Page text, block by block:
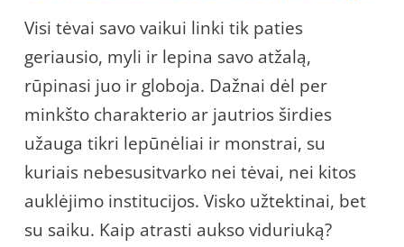
Visi tėvai savo vaikui linki tik paties
geriausio, myli ir lepina savo atžalą,
rūpinasi juo ir globoja. Dažnai dėl per
minkšto charakterio ar jautrios širdies
užauga tikri lepūnėliai ir monstrai, su
kuriais nebesusitvarko nei tėvai, nei kitos
auklėjimo institucijos. Visko užtektinai, bet
su saiku. Kaip atrasti aukso viduriuką?